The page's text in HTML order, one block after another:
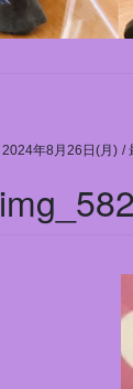
2024年8月26日(月) /